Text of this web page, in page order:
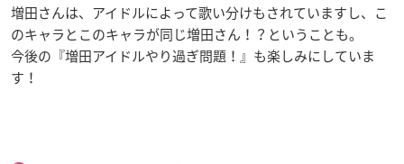
増田さんは、アイドルによって歌い分けもされていますし、こ
のキャラとこのキャラが同じ増田さん！？ということも。
今後の『増田アイドルやり過ぎ問題！』も楽しみにしていま
す！